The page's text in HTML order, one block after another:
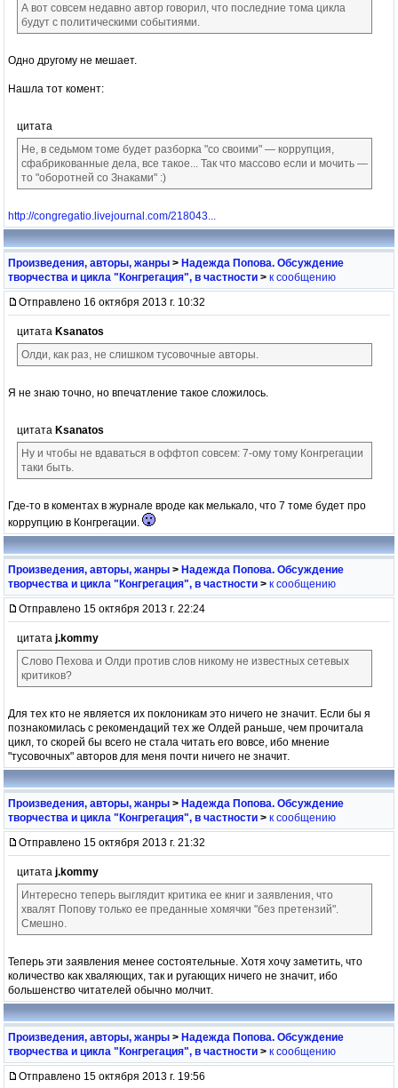
А вот совсем недавно автор говорил, что последние тома цикла
будут с политическими событиями.
Одно другому не мешает.
Нашла тот комент:
цитата
Не, в седьмом томе будет разборка "со своими" — коррупция,
сфабрикованные дела, все такое... Так что массово если и мочить —
то "оборотней со Знаками" :)
http://congregatio.livejournal.com/218043...
Произведения, авторы, жанры > Надежда Попова. Обсуждение
творчества и цикла "Конгрегация", в частности > к сообщению
Отправлено 16 октября 2013 г. 10:32
цитата Ksanatos
Олди, как раз, не слишком тусовочные авторы.
Я не знаю точно, но впечатление такое сложилось.
цитата Ksanatos
Ну и чтобы не вдаваться в оффтоп совсем: 7-ому тому Конгрегации
таки быть.
Где-то в коментах в журнале вроде как мелькало, что 7 томе будет про
коррупцию в Конгрегации.
Произведения, авторы, жанры > Надежда Попова. Обсуждение
творчества и цикла "Конгрегация", в частности > к сообщению
Отправлено 15 октября 2013 г. 22:24
цитата j.kommy
Слово Пехова и Олди против слов никому не известных сетевых
критиков?
Для тех кто не является их поклоникам это ничего не значит. Если бы я
познакомилась с рекомендаций тех же Олдей раньше, чем прочитала
цикл, то скорей бы всего не стала читать его вовсе, ибо мнение
"тусовочных" авторов для меня почти ничего не значит.
Произведения, авторы, жанры > Надежда Попова. Обсуждение
творчества и цикла "Конгрегация", в частности > к сообщению
Отправлено 15 октября 2013 г. 21:32
цитата j.kommy
Интересно теперь выглядит критика ее книг и заявления, что
хвалят Попову только ее преданные хомячки "без претензий".
Смешно.
Теперь эти заявления менее состоятельные. Хотя хочу заметить, что
количество как хваляющих, так и ругающих ничего не значит, ибо
большенство читателей обычно молчит.
Произведения, авторы, жанры > Надежда Попова. Обсуждение
творчества и цикла "Конгрегация", в частности > к сообщению
Отправлено 15 октября 2013 г. 19:56